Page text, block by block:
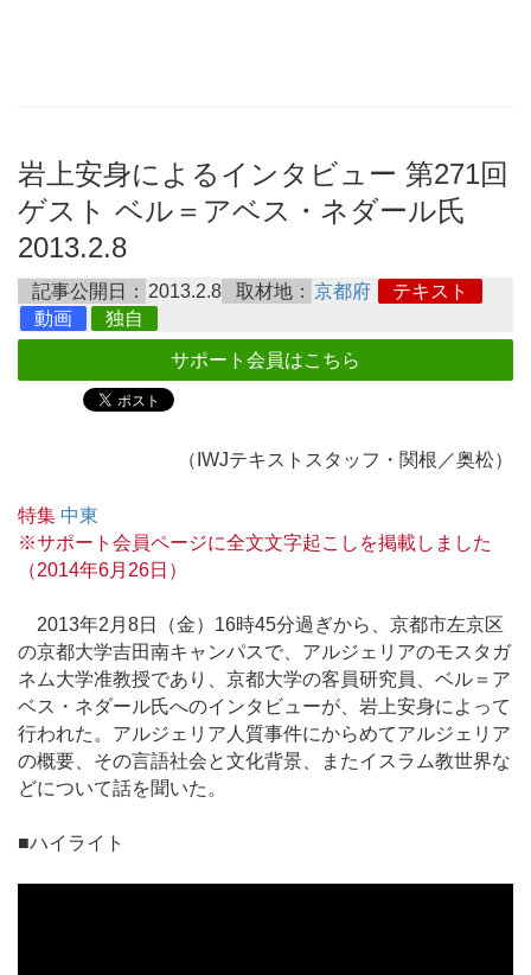
岩上安身によるインタビュー 第271回
ゲスト ベル＝アベス・ネダール氏
2013.2.8
記事公開日： 2013.2.8 取材地： 京都府
テキスト
動画
独自
サポート会員はこちら
（IWJテキストスタッフ・関根／奥松）
特集 中東
※サポート会員ページに全文文字起こしを掲載しました
（2014年6月26日）
2013年2月8日（金）16時45分過ぎから、京都市左京区
の京都大学吉田南キャンパスで、アルジェリアのモスタガ
ネム大学准教授であり、京都大学の客員研究員、ベル＝ア
ベス・ネダール氏へのインタビューが、岩上安身によって
行われた。アルジェリア人質事件にからめてアルジェリア
の概要、その言語社会と文化背景、またイスラム教世界な
どについて話を聞いた。
■ハイライト